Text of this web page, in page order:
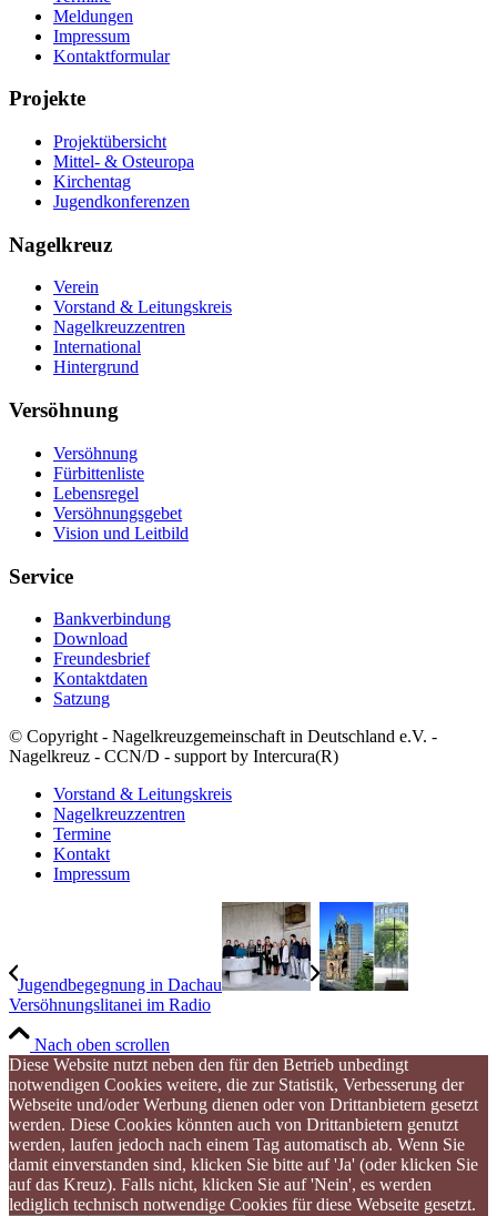
Meldungen
Impressum
Kontaktformular
Projekte
Projektübersicht
Mittel- & Osteuropa
Kirchentag
Jugendkonferenzen
Nagelkreuz
Verein
Vorstand & Leitungskreis
Nagelkreuzzentren
International
Hintergrund
Versöhnung
Versöhnung
Fürbittenliste
Lebensregel
Versöhnungsgebet
Vision und Leitbild
Service
Bankverbindung
Download
Freundesbrief
Kontaktdaten
Satzung
© Copyright - Nagelkreuzgemeinschaft in Deutschland e.V. -
Nagelkreuz - CCN/D - support by Intercura(R)
Vorstand & Leitungskreis
Nagelkreuzzentren
Termine
Kontakt
Impressum
Jugendbegegnung in Dachau
Versöhnungslitanei im Radio
Nach oben scrollen
Diese Website nutzt neben den für den Betrieb unbedingt
notwendigen Cookies weitere, die zur Statistik, Verbesserung der
Webseite und/oder Werbung dienen oder von Drittanbietern gesetzt
werden. Diese Cookies könnten auch von Drittanbietern genutzt
werden, laufen jedoch nach einem Tag automatisch ab. Wenn Sie
damit einverstanden sind, klicken Sie bitte auf 'Ja' (oder klicken Sie
auf das Kreuz). Falls nicht, klicken Sie auf 'Nein', es werden
lediglich technisch notwendige Cookies für diese Webseite gesetzt.